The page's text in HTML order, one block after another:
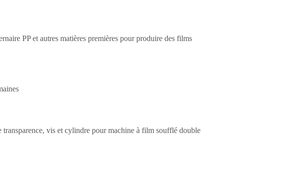
PP et autres matières premières pour produire des films
vis et cylindre pour machine à film soufflé double